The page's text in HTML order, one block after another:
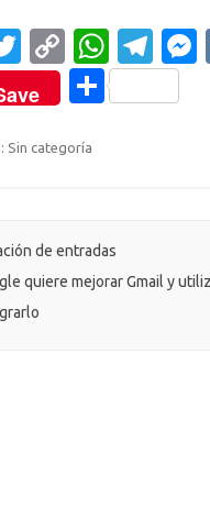
de
T
w
it
te
C
o
p
y
k
W
h
at
p
T
el
e
C
ti
r
Sin categoría
de entradas
quiere mejorar Gmail y